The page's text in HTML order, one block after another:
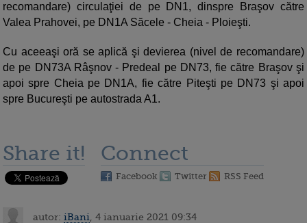
recomandare) circulaţiei de pe DN1, dinspre Braşov către
Valea Prahovei, pe DN1A Săcele - Cheia - Ploieşti.
Cu aceeaşi oră se aplică şi devierea (nivel de recomandare)
de pe DN73A Râşnov - Predeal pe DN73, fie către Braşov şi
apoi spre Cheia pe DN1A, fie către Piteşti pe DN73 şi apoi
spre Bucureşti pe autostrada A1.
Share it! Connect
Facebook Twitter RSS Feed
autor: iBani , 4 ianuarie 2021 09:34